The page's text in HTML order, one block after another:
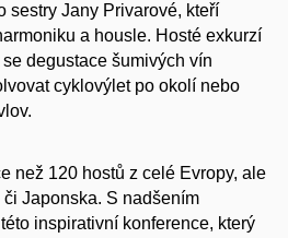
sestry Jany Privarové, kteří
a housle. Hosté exkurzí
degustace šumivých vín
cyklovýlet po okolí nebo
než 120 hostů z celé Evropy, ale
Japonska. S nadšením
inspirativní konference, který